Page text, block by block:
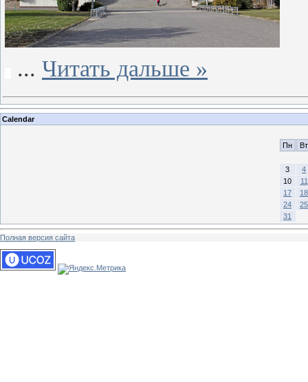
... Читать дальше »
Calendar
Пн Вт
3
4
10
11
17
18
24
25
31
Полная версия сайта